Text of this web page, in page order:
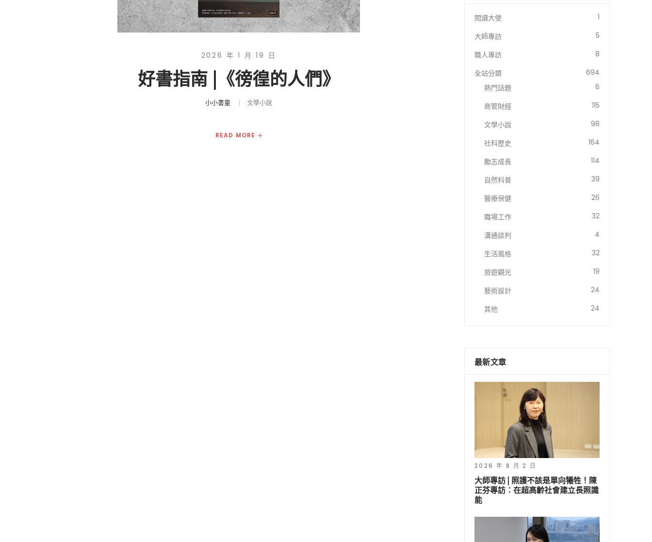
2026 年 1 月 19 日
好書指南 |《徬徨的人們》
小小書童 文學小說
READ MORE
閱讀大使
1
大師專訪
5
職人專訪
8
全站分類
694
熱門話題
6
商管財經
115
文學小說
98
社科歷史
164
勵志成長
114
自然科普
39
醫療保健
26
職場工作
32
溝通談判
4
生活風格
32
旅遊觀光
19
藝術設計
24
其他
24
最新文章
2026 年 8 月 2 日
大師專訪 | 照護不該是單向犧牲！陳
正芬專訪：在超高齡社會建立長照識
能